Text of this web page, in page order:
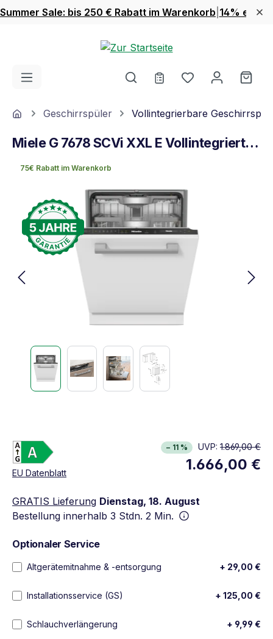
Zum Hauptinhalt springen
Summer Sale: bis 250 € Rabatt im Warenkorb 14% extra
Du hast 0
HomeGeschirrspüler Vollintegrierbare
Miele G 7678 SCVi XXL E Vollintegrierter Geschirrspüler Obsidianschwarz
75€ Rabatt im Warenkorb
Bildergalerie überspringen
Vollständiges Energielabel anzeigen
Energieklasse A. Höchste bis niedrigste
EU DatenblattÖffnet in neuem Fenster
− 11 % UVP: 1.869,00 €
1.666,00 €
GRATIS Lieferung Dienstag, 18. August
Bestellung innerhalb 3 Stdn. 2 Min.
Optionaler Service
Altgerätemitnahme & -entsorgung + 29,00 €
Installationsservice (GS) + 125,00 €
Schlauchverlängerung + 9,99 €